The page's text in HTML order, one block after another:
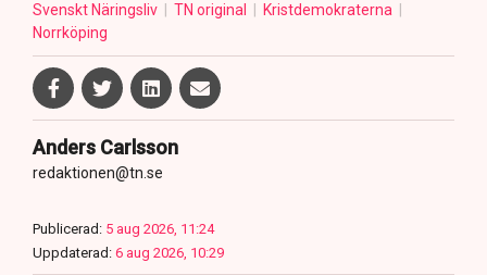
Svenskt Näringsliv
TN original
Kristdemokraterna
Norrköping
Anders Carlsson
redaktionen@tn.se
Publicerad: 5 aug 2026, 11:24
Uppdaterad: 6 aug 2026, 10:29